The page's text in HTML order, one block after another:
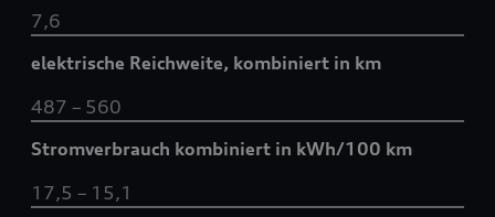
7,6
elektrische Reichweite, kombiniert in km
487 – 560
Stromverbrauch kombiniert in kWh/100 km
17,5 – 15,1